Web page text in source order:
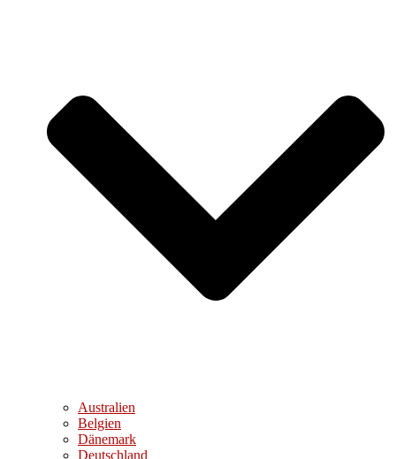
Australien
Belgien
Dänemark
Deutschland